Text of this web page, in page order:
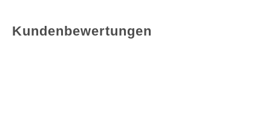
Kundenbewertungen